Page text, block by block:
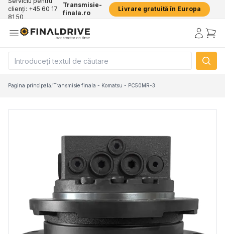
clienți: +45 60 17
81 50
Transmisie-
finala.ro
Livrare gratuită în Europa
Pagina principală/Transmisie finala - Komatsu - PC50MR-3